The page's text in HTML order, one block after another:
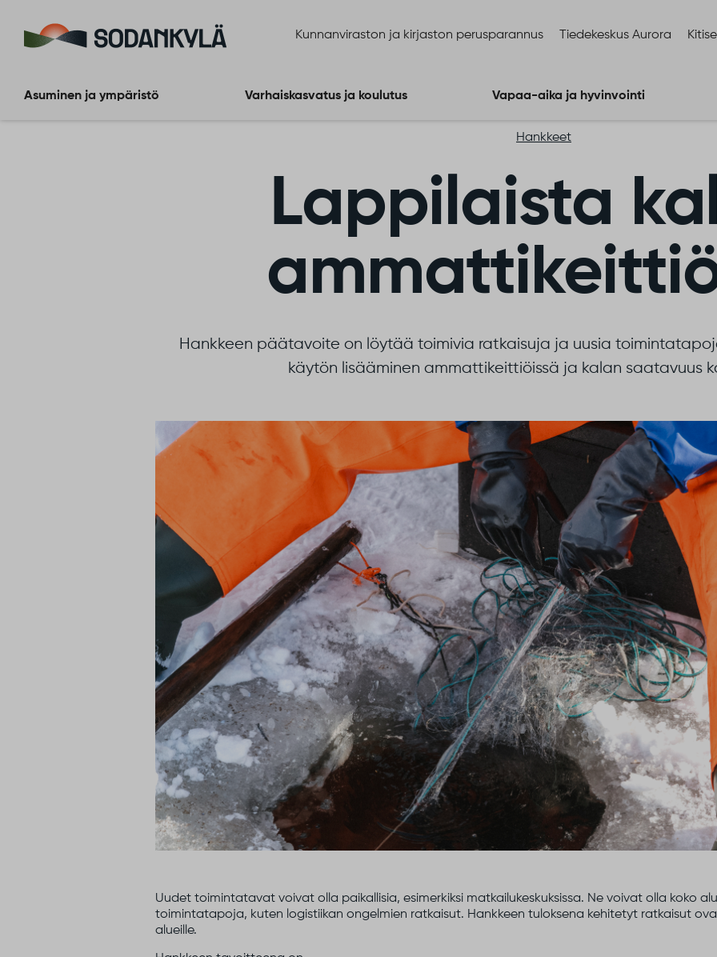
Kunnanviraston ja kirjaston perusparannus Tiedekeskus Aurora
Asuminen ja ympäristö Varhaiskasvatus ja koulutus Vapaa-aika ja hyvinvointi
Hankkeet
Lappilaista
Hankkeen päätavoite on löytää toimivia ratkaisuja ja uusia
käytön lisääminen ammattikeittiöissä ja kalan saatavuus
Uudet toimintatavat voivat olla paikallisia, esimerkiksi matkailukeskuksissa. Ne voivat olla koko
toimintatapoja, kuten logistiikan ongelmien ratkaisut. Hankkeen tuloksena kehitetyt ratkaisut
alueille.